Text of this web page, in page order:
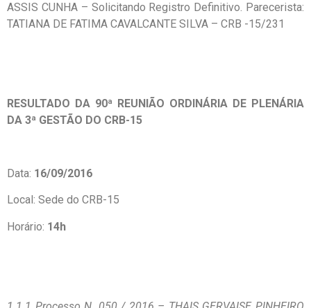
ASSIS CUNHA – Solicitando Registro Definitivo. Parecerista:
TATIANA DE FATIMA CAVALCANTE SILVA – CRB -15/231
RESULTADO DA 90ª REUNIÃO ORDINÁRIA DE PLENÁRIA
DA 3ª GESTÃO DO CRB-15
Data: 16/09/2016
Local: Sede do CRB-15
Horário: 14h